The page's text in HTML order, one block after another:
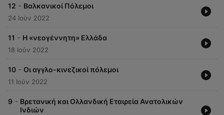
12 - Βαλκανικοί Πόλεμοι
24 Ιούν 2022
11 - Η «νεογέννητη» Ελλάδα
18 Ιούν 2022
10 - Οι αγγλο-κινεζικοί πόλεμοι
11 Ιούν 2022
9 - Βρετανική και Ολλανδική Εταιρεία Ανατολικών
Ινδιών